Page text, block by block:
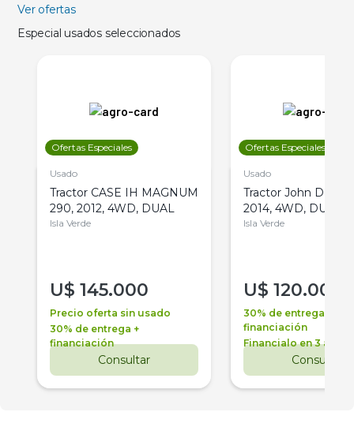
Ver ofertas
Especial usados seleccionados
Ofertas Especiales
Usado
Tractor CASE IH MAGNUM
290, 2012, 4WD, DUAL
Isla Verde
U$ 145.000
Precio oferta sin usado
30% de entrega +
financiación
Consultar
Ofertas Especiales
Usado
Tractor John Deere
2014, 4WD, DUAL
Isla Verde
U$ 120.000
30% de entrega +
financiación
Financialo en 3 años
Consultar